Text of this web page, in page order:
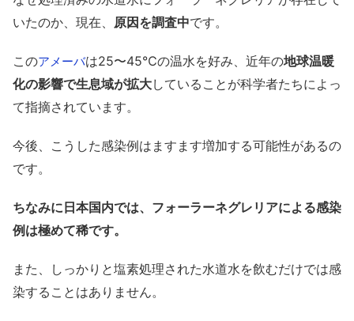
いたのか、現在、 原因を調査中です。
このアメーバは25〜45℃の温水を好み、近年の地球温暖
化の影響で生息域が拡大していることが科学者たちによっ
て指摘されています。
今後、こうした感染例はますます増加する可能性があるの
です。
ちなみに日本国内では、フォーラーネグレリアによる感染
例は極めて稀です。
また、しっかりと塩素処理された水道水を飲むだけでは感
染することはありません。